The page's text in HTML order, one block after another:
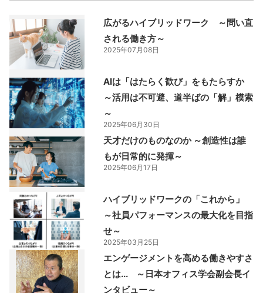
広がるハイブリッドワーク ～問い直
される働き方～
2025年07月08日
AIは「はたらく歓び」をもたらすか
～活用は不可避、道半ばの「解」模索
～
2025年06月30日
天才だけのものなのか ～創造性は誰
もが日常的に発揮～
2025年06月17日
ハイブリッドワークの「これから」
～社員パフォーマンスの最大化を目指
せ～
2025年03月25日
エンゲージメントを高める働きやすさ
とは... ～日本オフィス学会副会長イ
ンタビュー～